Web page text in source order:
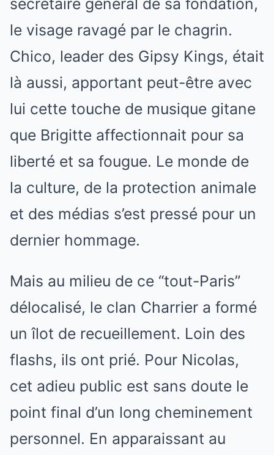
secrétaire général de sa fondation,
le visage ravagé par le chagrin.
Chico, leader des Gipsy Kings, était
là aussi, apportant peut-être avec
lui cette touche de musique gitane
que Brigitte affectionnait pour sa
liberté et sa fougue. Le monde de
la culture, de la protection animale
et des médias s’est pressé pour un
dernier hommage.
Mais au milieu de ce “tout-Paris”
délocalisé, le clan Charrier a formé
un îlot de recueillement. Loin des
flashs, ils ont prié. Pour Nicolas,
cet adieu public est sans doute le
point final d’un long cheminement
personnel. En apparaissant au